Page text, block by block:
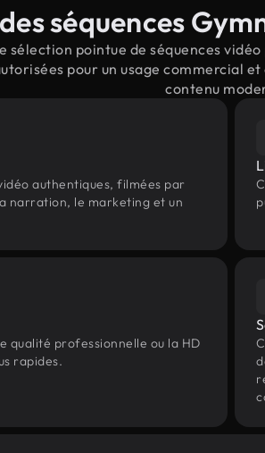
séquences
sélection pointue de séquences
pour un usage commercial
contenu
authentiques, filmées par
narration, le marketing et un
qualité professionnelle ou la HD
rapides.